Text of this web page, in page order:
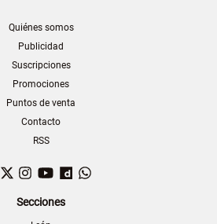
Quiénes somos
Publicidad
Suscripciones
Promociones
Puntos de venta
Contacto
RSS
Facebook
TwitterInstagram
YouTubeDailymotion
Secciones